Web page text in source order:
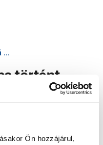
Ön hozzájárul,
...
történt